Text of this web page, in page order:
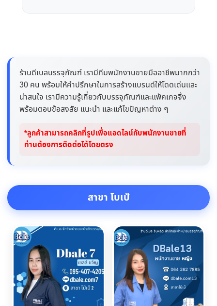
ร้านดีเบลบรรจุภัณฑ์ เรามีทีมพนักงานขายมืออาชีพมากกว่า
30 คน พร้อมให้คำปรึกษาในการสร้างแบรนด์ให้โดดเด่นและ
น่าสนใจ เรามีความรู้เกี่ยวกับบรรจุภัณฑ์และแพ็คเกจจิ้ง
พร้อมตอบข้อสงสัย แนะนำ และแก้ไขปัญหาต่าง ๆ
*ลูกค้าสามารถคลิกที่รูปเพื่อแอดไลน์กับพนักงานขายที่
ท่านต้องการติดต่อได้โดยตรง
สาขา โบเบ๊